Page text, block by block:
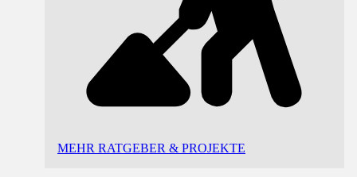
MEHR RATGEBER & PROJEKTE